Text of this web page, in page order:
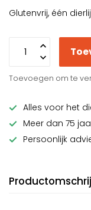
Glutenvrij, één
Toevoegen om te
Alles voor het
Meer dan 75
Persoonlijk